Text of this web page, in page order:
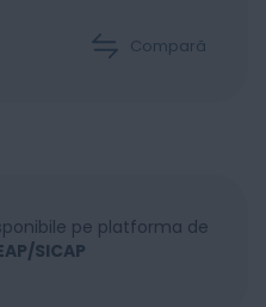
Compară
pe platforma de
SICAP